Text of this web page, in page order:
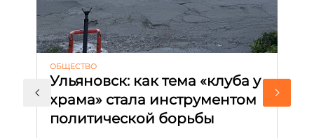
ОБЩЕСТВО
Ульяновск: как тема «клуба у
храма» стала инструментом
политической борьбы